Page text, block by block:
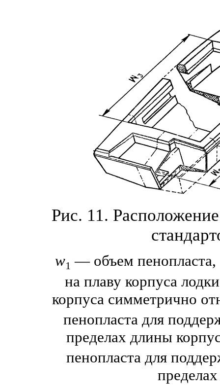
Рис. 11.
w1 — объем
на плаву корпуса
корпуса симметрично
пенопласта для
пределах длины
пенопласта для